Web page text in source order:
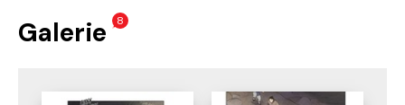
Galerie 8